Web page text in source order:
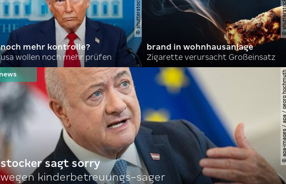
noch mehr kontrolle?
usa wollen noch mehr prüfen
brand in wohnhausanlage
Zigarette verursacht Großeinsatz
© apa-images /
stocker sagt sorry
wegen kinderbetreuungs-sager